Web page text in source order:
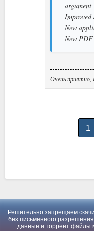
argument
Improved
New
New
Очень приятно,
1
Решительно запрещаем
без письменного
данные и торрент файлы